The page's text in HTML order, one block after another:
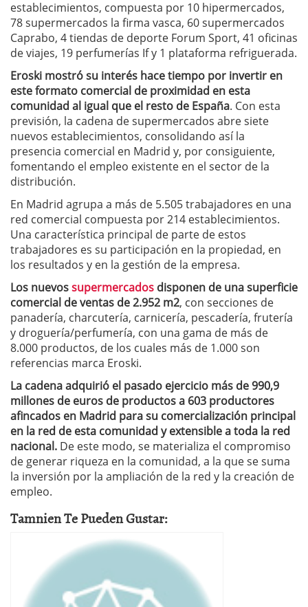
establecimientos, compuesta por 10 hipermercados,
78 supermercados la firma vasca, 60 supermercados
Caprabo, 4 tiendas de deporte Forum Sport, 41 oficinas
de viajes, 19 perfumerías If y 1 plataforma refriguerada.
Eroski mostró su interés hace tiempo por invertir en
este formato comercial de proximidad en esta
comunidad al igual que el resto de España. Con esta
previsión, la cadena de supermercados abre siete
nuevos establecimientos, consolidando así la
presencia comercial en Madrid y, por consiguiente,
fomentando el empleo existente en el sector de la
distribución.
En Madrid agrupa a más de 5.505 trabajadores en una
red comercial compuesta por 214 establecimientos.
Una característica principal de parte de estos
trabajadores es su participación en la propiedad, en
los resultados y en la gestión de la empresa.
Los nuevossupermercados disponen de una superficie
comercial de ventas de 2.952 m2, con secciones de
panadería, charcutería, carnicería, pescadería, frutería
y droguería/perfumería, con una gama de más de
8.000 productos, de los cuales más de 1.000 son
referencias marca Eroski.
La cadena adquirió el pasado ejercicio más de 990,9
millones de euros de productos a 603 productores
afincados en Madrid para su comercialización principal
en la red de esta comunidad y extensible a toda la red
nacional. De este modo, se materializa el compromiso
de generar riqueza en la comunidad, a la que se suma
la inversión por la ampliación de la red y la creación de
empleo.
Tamnien Te Pueden Gustar: